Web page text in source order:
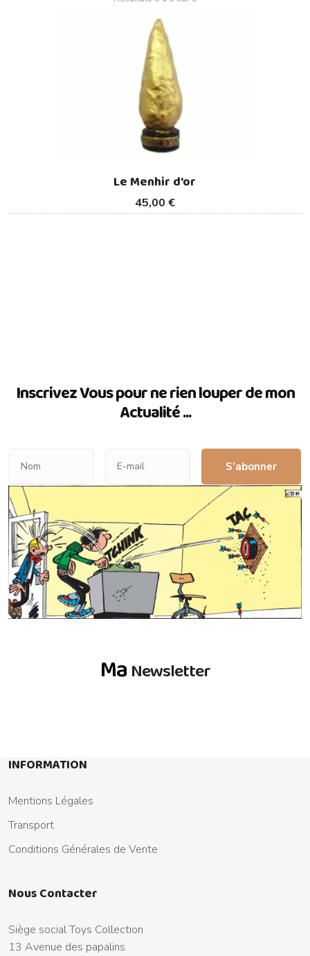
45,00 €
Le Menhir d'or
Inscrivez Vous pour ne rien louper de mon
Actualité ...
S’abonner
Ma Newsletter
INFORMATION
Mentions Légales
Transport
Conditions Générales de Vente
Nous Contacter
Siège social Toys Collection
13 Avenue des papalins